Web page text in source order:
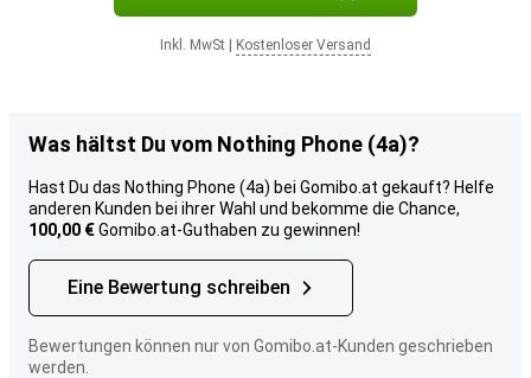
Inkl. MwSt Kostenloser Versand
Was hältst Du vom Nothing Phone (4a)?
Hast Du das Nothing Phone (4a) bei Gomibo.at gekauft? Helfe
anderen Kunden bei ihrer Wahl und bekomme die Chance,
100,00 €Gomibo.at-Guthaben zu gewinnen!
Eine Bewertung schreiben
Bewertungen können nur von Gomibo.at-Kunden geschrieben
werden.